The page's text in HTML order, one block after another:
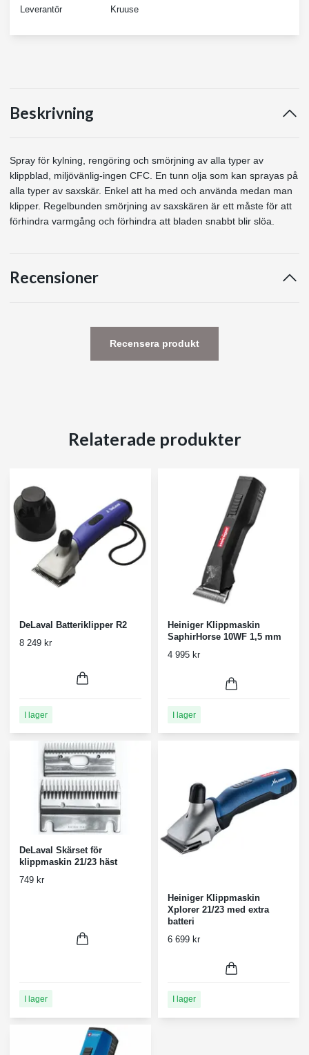
Leverantör Kruuse
Beskrivning
Spray för kylning, rengöring och smörjning av alla typer av
klippblad, miljövänlig-ingen CFC. En tunn olja som kan sprayas på
alla typer av saxskär. Enkel att ha med och använda medan man
klipper. Regelbunden smörjning av saxskären är ett måste för att
förhindra varmgång och förhindra att bladen snabbt blir slöa.
Recensioner
Recensera produkt
Relaterade produkter
DeLaval Batteriklipper R2
8 249 kr
I lager
Heiniger Klippmaskin
SaphirHorse 10WF 1,5 mm
4 995 kr
I lager
DeLaval Skärset för
klippmaskin 21/23 häst
749 kr
I lager
Heiniger Klippmaskin
Xplorer 21/23 med extra
batteri
6 699 kr
I lager